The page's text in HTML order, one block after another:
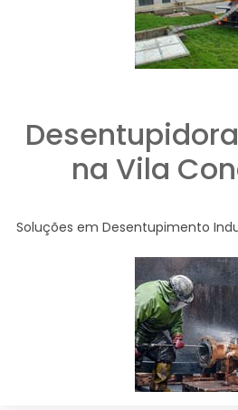
na Vila
Soluções em Desentupimento